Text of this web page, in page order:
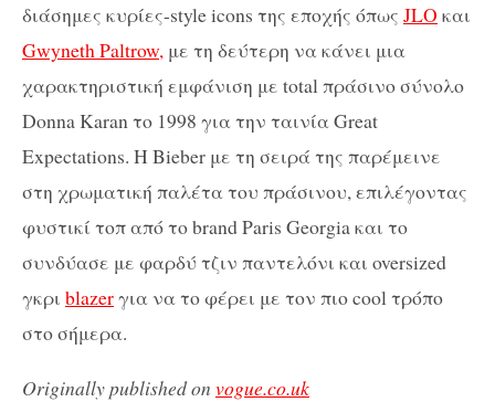
διάσημες κυρίες-style icons της εποχής όπως JLO και
Gwyneth Paltrow, με τη δεύτερη να κάνει μια
χαρακτηριστική εμφάνιση με total πράσινο σύνολο
Donna Karan το 1998 για την ταινία Great
Expectations. Η Bieber με τη σειρά της παρέμεινε
στη χρωματική παλέτα του πράσινου, επιλέγοντας
φυστικί τοπ από το brand Paris Georgia και το
συνδύασε με φαρδύ τζιν παντελόνι και oversized
γκρι blazerγια να το φέρει με τον πιο cool τρόπο
στο σήμερα.
Originally published on vogue.co.uk